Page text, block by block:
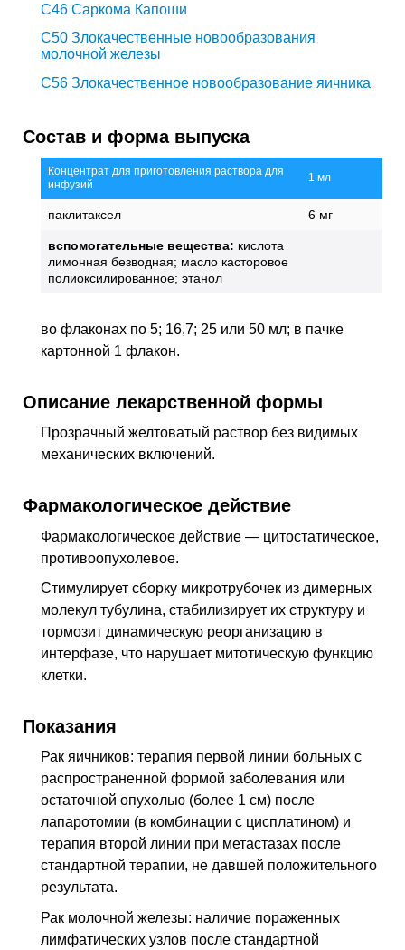
C46 Саркома Капоши
C50 Злокачественные новообразования
молочной железы
C56 Злокачественное новообразование яичника
Состав и форма выпуска
Концентрат для приготовления раствора для
инфузий
1 мл
паклитаксел 6 мг
вспомогательные вещества: кислота
лимонная безводная; масло касторовое
полиоксилированное; этанол
во флаконах по 5; 16,7; 25 или 50 мл; в пачке
картонной 1 флакон.
Описание лекарственной формы
Прозрачный желтоватый раствор без видимых
механических включений.
Фармакологическое действие
Фармакологическое действие — цитостатическое,
противоопухолевое.
Стимулирует сборку микротрубочек из димерных
молекул тубулина, стабилизирует их структуру и
тормозит динамическую реорганизацию в
интерфазе, что нарушает митотическую функцию
клетки.
Показания
Рак яичников: терапия первой линии больных с
распространенной формой заболевания или
остаточной опухолью (более 1 см) после
лапаротомии (в комбинации с цисплатином) и
терапия второй линии при метастазах после
стандартной терапии, не давшей положительного
результата.
Рак молочной железы: наличие пораженных
лимфатических узлов после стандартной